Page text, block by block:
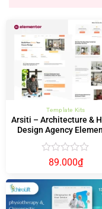
Template Kits
Arsiti – Architecture &
Design Agency
Template Kit
Được
hạng
5
89.000₫